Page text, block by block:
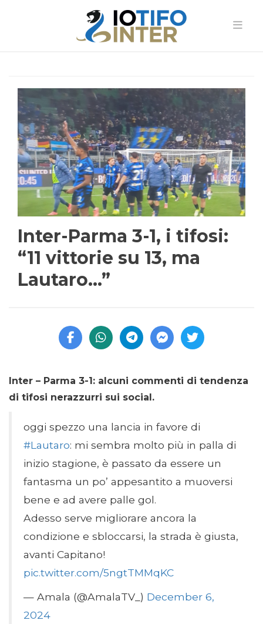
Inter-Parma 3-1, i tifosi:
“11 vittorie su 13, ma
Lautaro…”
Inter – Parma 3-1: alcuni commenti di tendenza
di tifosi nerazzurri sui social.
oggi spezzo una lancia in favore di
#Lautaro: mi sembra molto più in palla di
inizio stagione, è passato da essere un
fantasma un po’ appesantito a muoversi
bene e ad avere palle gol.
Adesso serve migliorare ancora la
condizione e sbloccarsi, la strada è giusta,
avanti Capitano!
pic.twitter.com/5ngtTMMqKC
— Amala (@AmalaTV_) December 6,
2024